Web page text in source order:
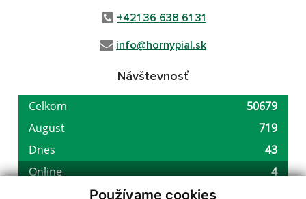
Používame cookies
+421 36 638 61 31
info@hornypial.sk
Návštevnosť